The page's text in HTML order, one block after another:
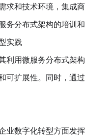
求和技术环境，集成
务分布式架构的培训
实践
利用微服务分布式架
可扩展性。同时，通
业数字化转型方面发